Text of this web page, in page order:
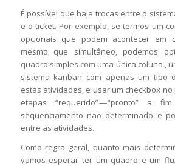
É possível que haja trocas entre o
e o ticket. Por exemplo, se termos um
opcionais que podem acontecer em
mesmo que simultâneo, podemos
quadro simples com uma única coluna ,
sistema kanban com apenas um tipo
estas atividades, e usar um checkbox
etapas “requerido” — “pronto” a
sequenciamento não determinado e
entre as atividades.
Como regra geral, quanto mais
vamos esperar ter um quadro e um